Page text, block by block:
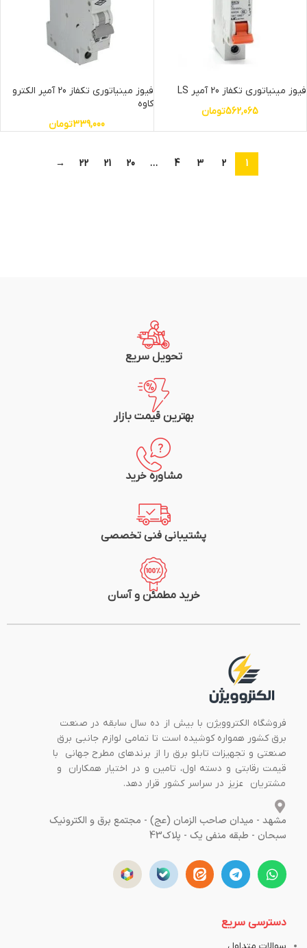
فیوز مینیاتوری تکفاز 20 آمپر LS
562,065تومان
فیوز مینیاتوری تکفاز 20 آمپر الکترو
کاوه
339,000تومان
1
2
3
4
…
20
21
22
→
تحویل سریع
بهترین قیمت بازار
مشاوره خرید
پشتیبانی فنی تخصصی
خرید مطمئن و آسان
فروشگاه الکتروویژن با بیش از ده سال سابقه در صنعت
برق کشور همواره کوشیده است تا تمامی لوازم جانبی برق
صنعتی و تجهیزات تابلو برق را از برندهای مطرح جهانی با
قیمت رقابتی و دسته اول، تامین و در اختیار همکاران و
مشتریان عزیز در سراسر کشور قرار دهد.
مشهد - میدان صاحب الزمان (عج) - مجتمع برق و الکترونیک
سبحان - طبقه منفی یک - پلاک43
دسترسی سریع